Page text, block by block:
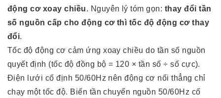
động cơ xoay chiều. Nguyên lý tóm gọn: thay đổi tần
số nguồn cấp cho động cơ thì tốc độ động cơ thay
đổi.
Tốc độ động cơ cảm ứng xoay chiều do tần số nguồn
quyết định (tốc độ đồng bộ = 120 × tần số ÷ số cực).
Điện lưới cố định 50/60Hz nên động cơ nối thẳng chỉ
chạy một tốc độ. Biến tần chuyển nguồn 50/60Hz cố